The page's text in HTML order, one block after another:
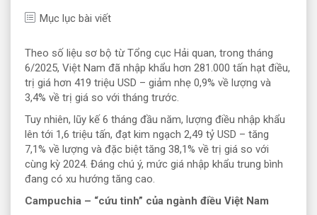
Mục lục bài viết
Theo số liệu sơ bộ từ Tổng cục Hải quan, trong tháng
6/2025, Việt Nam đã nhập khẩu hơn 281.000 tấn hạt điều,
trị giá hơn 419 triệu USD – giảm nhẹ 0,9% về lượng và
3,4% về trị giá so với tháng trước.
Tuy nhiên, lũy kế 6 tháng đầu năm, lượng điều nhập khẩu
lên tới 1,6 triệu tấn, đạt kim ngạch 2,49 tỷ USD – tăng
7,1% về lượng và đặc biệt tăng 38,1% về trị giá so với
cùng kỳ 2024. Đáng chú ý, mức giá nhập khẩu trung bình
đang có xu hướng tăng cao.
Campuchia – “cứu tinh” của ngành điều Việt Nam